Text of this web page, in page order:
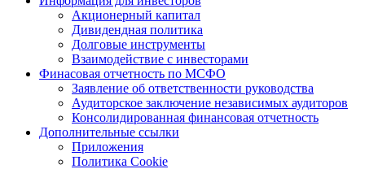
Акционерный капитал
Дивидендная политика
Долговые инструменты
Взаимодействие с инвеcторами
Финасовая отчетность по МСФО
Заявление об ответственности руководства
Аудиторское заключение независимых аудиторов
Консолидированная финансовая отчетность
Дополнительные ссылки
Приложения
Политика Cookie